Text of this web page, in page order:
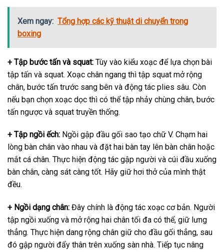
Xem ngay: Tổng hợp các kỹ thuật di chuyển trong
boxing
+ Tập bước tấn và squat: Tùy vào kiểu xoạc để lựa chọn bài
tập tấn và squat. Xoạc chân ngang thì tập squat mở rộng
chân, bước tấn trước sang bên và động tác plies sâu. Còn
nếu bạn chọn xoạc dọc thì có thể tập nhảy chùng chân, bước
tấn ngược và squat truyền thống.
+ Tập ngồi ếch: Ngồi gập đầu gối sao tạo chữ V. Chạm hai
lòng bàn chân vào nhau và đặt hai bàn tay lên bàn chân hoặc
mắt cá chân. Thực hiện động tác gập người và cúi đầu xuống
bàn chân, càng sát càng tốt. Hãy giữ hơi thở của mình thật
đều.
+ Ngồi dạng chân: Đây chính là động tác xoạc cơ bản. Người
tập ngồi xuống và mở rộng hai chân tối đa có thể, giữ lưng
thẳng. Thực hiện dang rộng chân giữ cho đầu gối thẳng, sau
đó gập người đẩy thân trên xuống sàn nhà. Tiếp tục nâng